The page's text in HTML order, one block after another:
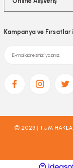
Kampanya ve
© 2023 | TÜM